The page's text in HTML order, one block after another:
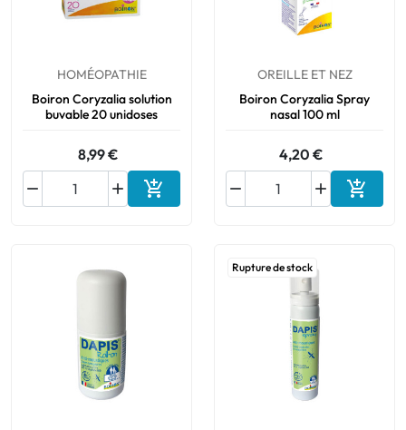
HOMÉOPATHIE
Boiron Coryzalia solution
buvable 20 unidoses
8,99 €

 Ajouter au panier
OREILLE ET NEZ
Boiron Coryzalia Spray
nasal 100 ml
4,20 €

 
Rupture de stock